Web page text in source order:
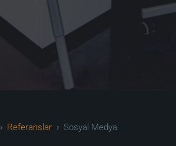
Referanslar Sosyal Medya